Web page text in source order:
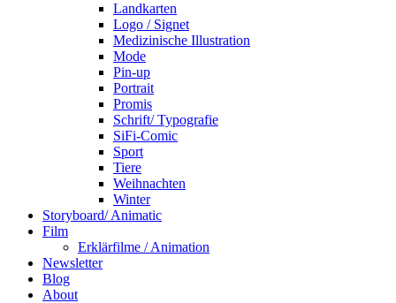
Landkarten
Logo / Signet
Medizinische Illustration
Mode
Pin-up
Portrait
Promis
Schrift/ Typografie
SiFi-Comic
Sport
Tiere
Weihnachten
Winter
Storyboard/ Animatic
Film
Erklärfilme / Animation
Newsletter
Blog
About